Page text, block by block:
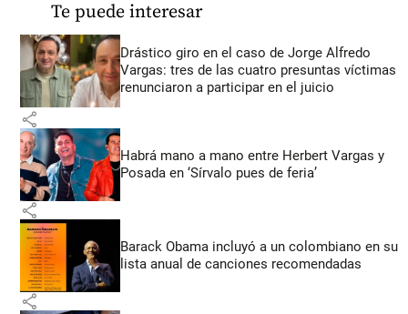
Te puede interesar
Drástico giro en el caso de Jorge Alfredo
Vargas: tres de las cuatro presuntas víctimas
renunciaron a participar en el juicio
share
Habrá mano a mano entre Herbert Vargas y
Posada en ‘Sírvalo pues de feria’
share
Barack Obama incluyó a un colombiano en su
lista anual de canciones recomendadas
share